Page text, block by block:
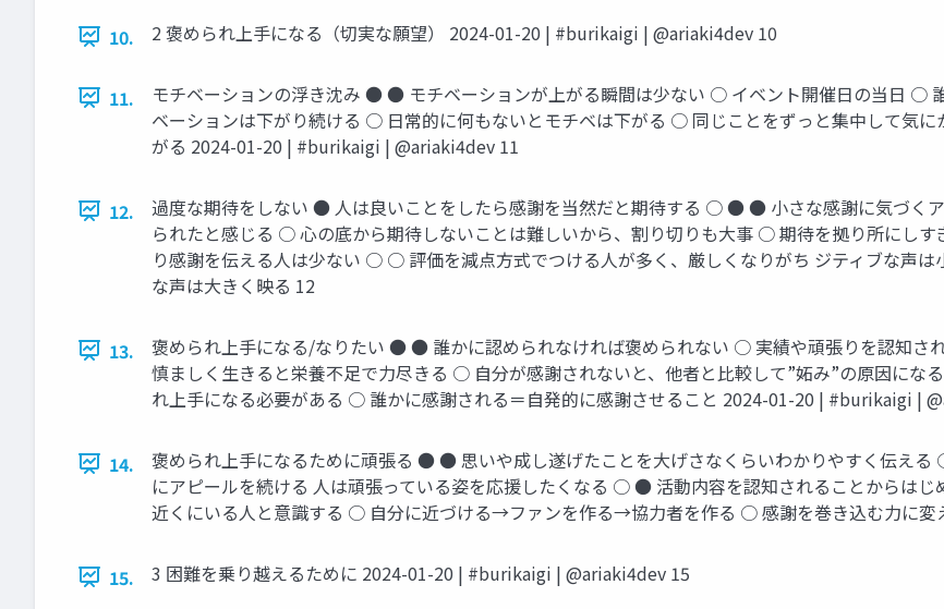
10. 2 褒められ上手になる（切実な願望） 2024-01-20 | #burikaigi | @ariaki4dev 10
11.
モチベーションの浮き沈み ● ● モチベーションが上がる瞬間は少ない ○ イベント開催日の当日 ○
ベーションは下がり続ける ○ 日常的に何もないとモチベは下がる ○ 同じことをずっと集中して気
がる 2024-01-20 | #burikaigi | @ariaki4dev 11
12.
過度な期待をしない ● 人は良いことをしたら感謝を当然だと期待する ○ ● ● 小さな感謝に気づく
られたと感じる ○ 心の底から期待しないことは難しいから、割り切りも大事 ○ 期待を拠り所にし
り感謝を伝える人は少ない ○ ○ 評価を減点方式でつける人が多く、厳しくなりがち ジティブな声
な声は大きく映る 12
13.
褒められ上手になる/なりたい ● ● 誰かに認められなければ褒められない ○ 実績や頑張りを認知さ
慎ましく生きると栄養不足で力尽きる ○ 自分が感謝されないと、他者と比較して”妬み”の原因にな
れ上手になる必要がある ○ 誰かに感謝される＝自発的に感謝させること 2024-01-20 | #burikaigi |
14.
褒められ上手になるために頑張る ● ● 思いや成し遂げたことを大げさなくらいわかりやすく伝え
にアピールを続ける 人は頑張っている姿を応援したくなる ○ ● 活動内容を認知されることからは
近くにいる人と意識する ○ 自分に近づける→ファンを作る→協力者を作る ○ 感謝を巻き込む力に
15. 3 困難を乗り越えるために 2024-01-20 | #burikaigi | @ariaki4dev 15